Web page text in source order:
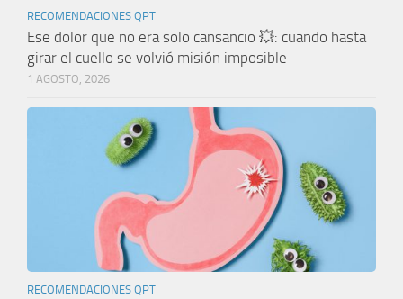
RECOMENDACIONES QPT
Ese dolor que no era solo cansancio 💥: cuando hasta
girar el cuello se volvió misión imposible
1 AGOSTO, 2026
RECOMENDACIONES QPT